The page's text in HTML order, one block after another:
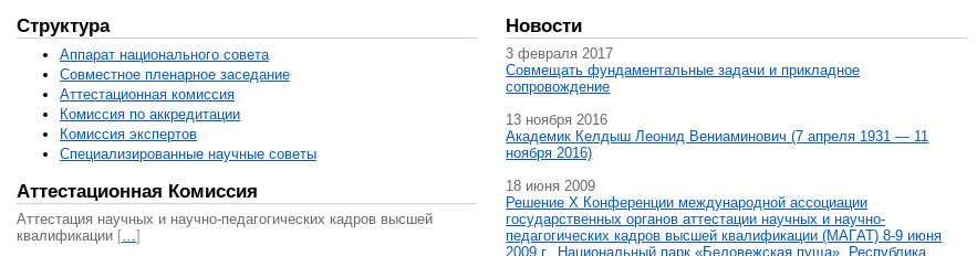
Структура
Аппарат национального совета
Совместное пленарное заседание
Аттестационная комисcия
Комиссия по аккредитации
Комиссия экспертов
Специализированные научные советы
Аттестационная Комиссия
Аттестация научных и научно-педагогических кадров высшей
квалификации […]
Новости
3 февраля 2017
Совмещать фундаментальные задачи и прикладное
сопровождение
13 ноября 2016
Академик Келдыш Леонид Вениаминович (7 апреля 1931 — 11
ноября 2016)
18 июня 2009
Решение X Конференции международной ассоциации
государственных органов аттестации научных и научно-
педагогических кадров высшей квалификации (МАГAT) 8-9 июня
2009 г., Национальный парк «Беловежская пуща», Республика